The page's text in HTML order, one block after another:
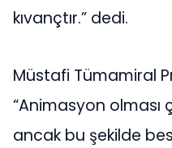
kıvançtır.” dedi.
Müstafi Tümamiral
“Animasyon olması
ancak bu şekilde